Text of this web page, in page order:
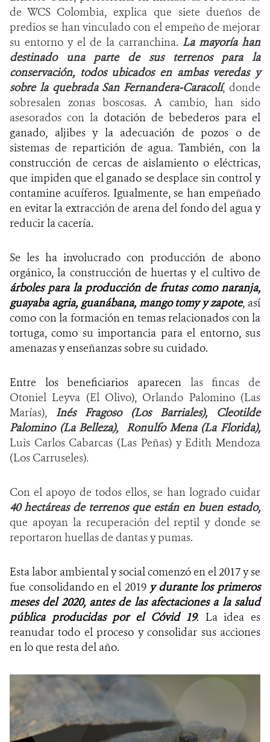
de WCS Colombia, explica que siete dueños de
predios se han vinculado con el empeño de mejorar
su entorno y el de la carranchina. La mayoría han
destinado una parte de sus terrenos para la
conservación, todos ubicados en ambas veredas y
sobre la quebrada San Fernandera-Caracolí, donde
sobresalen zonas boscosas. A cambio, han sido
asesorados con la dotación de bebederos para el
ganado, aljibes y la adecuación de pozos o de
sistemas de repartición de agua. También, con la
construcción de cercas de aislamiento o eléctricas,
que impiden que el ganado se desplace sin control y
contamine acuíferos. Igualmente, se han empeñado
en evitar la extracción de arena del fondo del agua y
reducir la cacería.
Se les ha involucrado con producción de abono
orgánico, la construcción de huertas y el cultivo de
árboles para la producción de frutas como naranja,
guayaba agria, guanábana, mango tomy y zapote, así
como conla formación en temas relacionados con la
tortuga, como su importancia para el entorno, sus
amenazas y enseñanzas sobre su cuidado.
Entre los beneficiarios aparecen las fincas de
Otoniel Leyva (El Olivo), Orlando Palomino (Las
Marías), Inés Fragoso (Los Barriales), Cleotilde
Palomino (La Belleza), Ronulfo Mena (La Florida),
Luis Carlos Cabarcas (Las Peñas) y Edith Mendoza
(Los Carruseles).
Con el apoyo de todos ellos, se han logrado cuidar
40 hectáreas de terrenos que están en buen estado,
que apoyan la recuperación del reptil y donde se
reportaron huellas de dantas y pumas.
Esta labor ambiental y social comenzó en el 2017 y se
fue consolidando en el 2019 y durante los primeros
meses del 2020, antes de las afectaciones a la salud
pública producidas por el Cóvid 19. La idea es
reanudar todo el proceso y consolidar sus acciones
en lo que resta del año.